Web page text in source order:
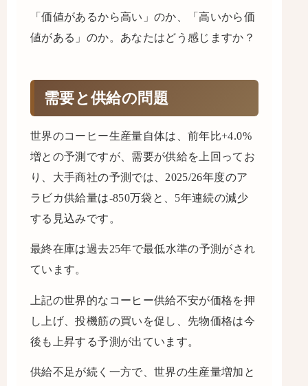
「価値があるから高い」のか、「高いから価
値がある」のか。あなたはどう感じますか？
需要と供給の問題
世界のコーヒー生産量自体は、前年比+4.0%
増との予測ですが、需要が供給を上回ってお
り、大手商社の予測では、2025/26年度のア
ラビカ供給量は-850万袋と、5年連続の減少
する見込みです。
最終在庫は過去25年で最低水準の予測がされ
ています。
上記の世界的なコーヒー供給不安が価格を押
し上げ、投機筋の買いを促し、先物価格は今
後も上昇する予測が出ています。
供給不足が続く一方で、世界の生産量増加と